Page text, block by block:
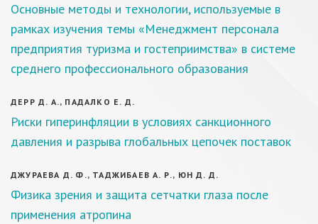
Основные методы и технологии, используемые в
рамках изучения темы «Менеджмент персонала
предприятия туризма и гостеприимства» в системе
среднего профессионального образования
ДЕРР Д. А., ПАДАЛКО Е. Д.
Риски гиперинфляции в условиях санкционного
давления и разрыва глобальных цепочек поставок
ДЖУРАЕВА Д. Ф., ТАДЖИБАЕВ А. Р., ЮН Д. Д.
Физика зрения и защита сетчатки глаза после
применения атропина